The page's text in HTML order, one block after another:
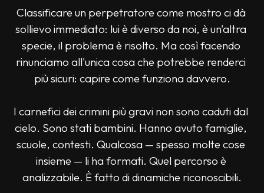
Classificare un perpetratore come mostro ci dà
sollievo immediato: lui è diverso da noi, è un'altra
specie, il problema è risolto. Ma così facendo
rinunciamo all'unica cosa che potrebbe renderci
più sicuri: capire come funziona davvero.
I carnefici dei crimini più gravi non sono caduti dal
cielo. Sono stati bambini. Hanno avuto famiglie,
scuole, contesti. Qualcosa — spesso molte cose
insieme — li ha formati. Quel percorso è
analizzabile. È fatto di dinamiche riconoscibili.